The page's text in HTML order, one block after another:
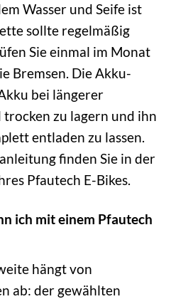
Wasser und Seife ist
sollte regelmäßig
Sie einmal im Monat
Bremsen. Die Akku-
bei längerer
zu lagern und ihn
entladen zu lassen.
finden Sie in der
Pfautech E-Bikes.
ich mit einem Pfautech
hängt von
ab: der gewählten